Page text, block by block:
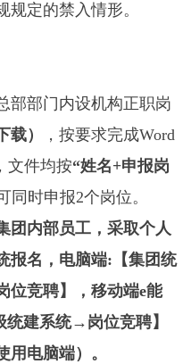
定的禁入情形。
部部门内设机构正职岗
载）
，按要求完成Word
文件均按“姓名+申报岗
同时申报2个岗位。
团内部员工，采取个人
报名，电脑端:【集团统
竞聘】，移动端e能
建系统→岗位竞聘】
用电脑端）。